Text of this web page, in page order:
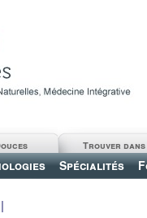
Spécialités
Trouver